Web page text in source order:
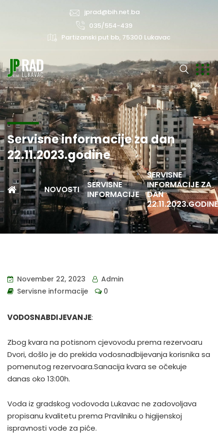
jprad@bih.net.ba
035/554-439
Partizanski put bb, 75300 Lukavac
Servisne informacije za dan
22.11.2023.godine
NOVOSTI
SERVISNE
INFORMACIJE
SERVISNE
INFORMACIJE ZA
DAN
22.11.2023.GODINE
November 22, 2023
Admin
Servisne informacije
0
VODOSNABDIJEVANJE:
Zbog kvara na potisnom cjevovodu prema rezervoaru
Dvori, došlo je do prekida vodosnadbijevanja korisnika sa
pomenutog rezervoara.Sanacija kvara se očekuje
danas oko 13:00h.
Voda iz gradskog vodovoda Lukavac ne zadovoljava
propisanu kvalitetu prema Pravilniku o higijenskoj
ispravnosti vode za piće.